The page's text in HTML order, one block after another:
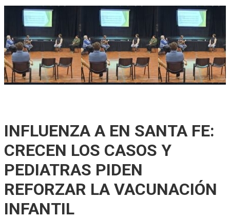
INFLUENZA A EN SANTA FE:
CRECEN LOS CASOS Y
PEDIATRAS PIDEN
REFORZAR LA VACUNACIÓN
INFANTIL